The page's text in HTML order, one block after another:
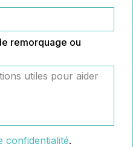
remorquage ou
confidentialité.